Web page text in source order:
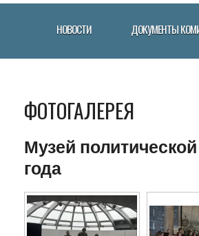
НОВОСТИ ДОКУМЕНТЫ
ФОТОГАЛЕРЕЯ
Музей
года